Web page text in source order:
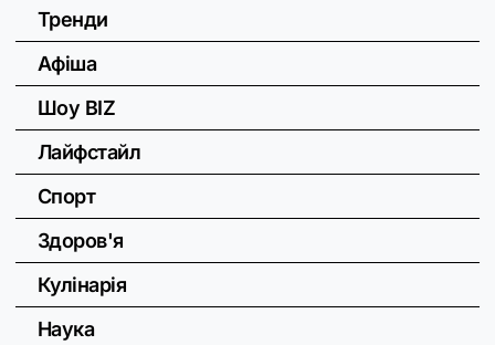
Тренди
Афіша
Шоу BIZ
Лайфстайл
Спорт
Здоров'я
Кулінарія
Наука